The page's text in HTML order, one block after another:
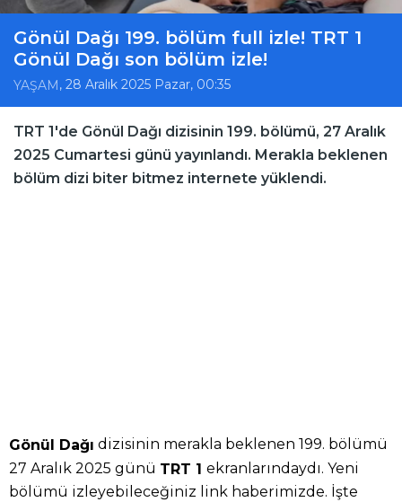
Gönül Dağı 199. bölüm full izle! TRT 1
Gönül Dağı son bölüm izle!
YAŞAM, 28 Aralık 2025 Pazar, 00:35
TRT 1'de Gönül Dağı dizisinin 199. bölümü, 27 Aralık
2025 Cumartesi günü yayınlandı. Merakla beklenen
bölüm dizi biter bitmez internete yüklendi.
Gönül Dağı dizisinin merakla beklenen 199. bölümü
27 Aralık 2025 günü TRT 1 ekranlarındaydı. Yeni
bölümü izleyebileceğiniz link haberimizde. İşte